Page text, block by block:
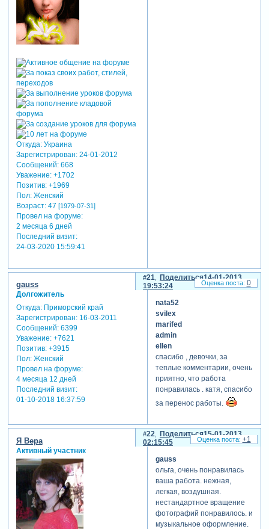
Откуда:Украина
Зарегистрирован: 24-01-2012
Сообщений:668
Уважение: +1702
Позитив: +1969
Пол:Женский
Возраст:47 [1979-07-31]
Провел на форуме:
2 месяца 6 дней
Последний визит:
24-03-2020 15:59:41
Поделиться
21
14-01-2013
19:53:24
gauss
Долгожитель
Откуда:Приморский край
Зарегистрирован: 16-03-2011
Сообщений:6399
Уважение: +7621
Позитив: +3915
Пол:Женский
Провел на форуме:
4 месяца 12 дней
Последний визит:
01-10-2018 16:37:59
nata52
svilex
marifed
admin
ellen
спасибо , девочки, за
теплые комментарии, очень
приятно, что работа
понравилась . катя, спасибо
за перенос работы.
0
Поделиться
22
15-01-2013
02:15:45
Я Вера
Активный участник
gauss
ольга, очень понравилась
ваша работа. нежная,
легкая, воздушная.
нестандартное вращение
фотографий понравилось. и
музыкальное оформление.
+1